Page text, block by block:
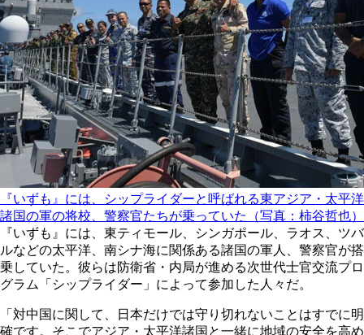
『いずも』には、シップライダーと呼ばれる東アジア・太平洋
諸国の軍の将校、警察官たちが乗っていた（写真：柿谷哲也）
『いずも』には、東ティモール、シンガポール、ラオス、ツバ
ルなどの太平洋、南シナ海に関係ある諸国の軍人、警察官が搭
乗していた。彼らは防衛省・内局が進める次世代士官交流プロ
グラム「シップライダー」によって参加した人々だ。
「対中国に関して、日本だけでは守り切れないことはすでに明
確です。そこでアジア・太平洋諸国と一緒に地域の安全を高め